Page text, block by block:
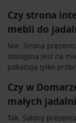
Czy strona
mebli do
Nie. Strona
dostępna jest na
pokazują tylko
Czy w
małych
Tak. Salony